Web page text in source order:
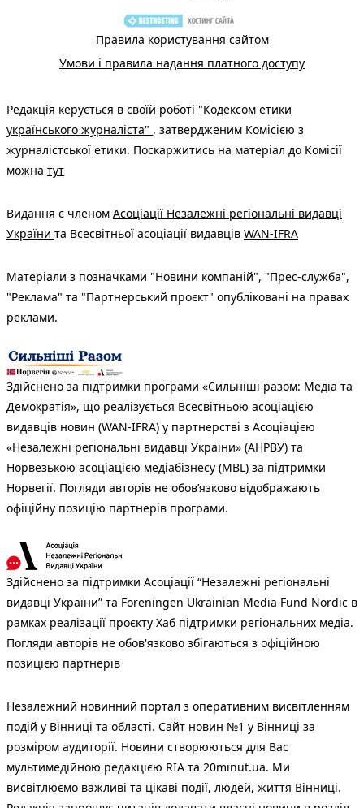
Правила користування сайтом
Умови і правила надання платного доступу
Редакція керується в своїй роботі "Кодексом етики
українського журналіста" , затвердженим Комісією з
журналістської етики. Поскаржитись на матеріал до Комісії
можна тут
Видання є членом Асоціації Незалежні регіональні видавці
України та Всесвітньої асоціації видавців WAN-IFRA
Матеріали з позначками "Новини компаній", "Прес-служба",
"Реклама" та "Партнерський проєкт" опубліковані на правах
реклами.
Здійснено за підтримки програми «Сильніші разом: Медіа та
Демократія», що реалізується Всесвітньою асоціацією
видавців новин (WAN-IFRA) у партнерстві з Асоціацією
«Незалежні регіональні видавці України» (АНРВУ) та
Норвезькою асоціацією медіабізнесу (MBL) за підтримки
Норвегії. Погляди авторів не обов’язково відображають
офіційну позицію партнерів програми.
Здійснено за підтримки Асоціації “Незалежні регіональні
видавці України” та Foreningen Ukrainian Media Fund Nordic в
рамках реалізації проєкту Хаб підтримки регіональних медіа.
Погляди авторів не обов'язково збігаються з офіційною
позицією партнерів
Незалежний новинний портал з оперативним висвітленням
подій у Вінниці та області. Сайт новин №1 у Вінниці за
розміром аудиторії. Новини створюються для Вас
мультимедійною редакцією RIA та 20minut.ua. Ми
висвітлюємо важливі та цікаві події, людей, життя Вінниці.